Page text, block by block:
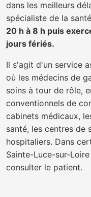
dans les meilleurs
spécialiste de la
20 h à 8 h puis
jours fériés.
Il s'agit d'un service
où les médecins de
soins à tour de rôle,
conventionnels de
cabinets médicaux,
santé, les centres de
hospitaliers. Dans
Sainte-Luce-sur-
consulter le patient.